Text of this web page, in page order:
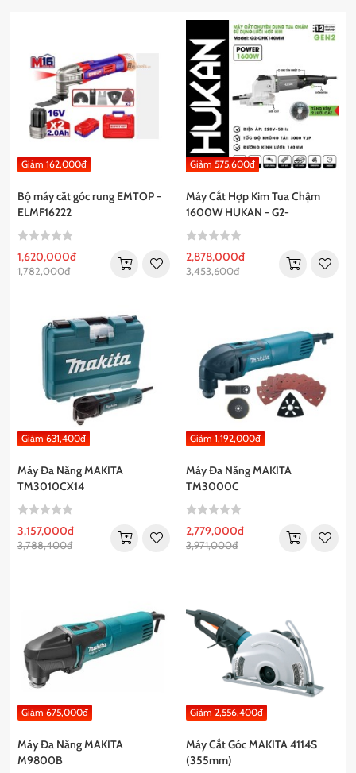
Giảm 162,000đ
Bộ máy căt góc rung EMTOP -
ELMF16222
1,620,000đ
1,782,000đ
Giảm 575,600đ
Máy Cắt Hợp Kim Tua Chậm
1600W HUKAN - G2-
CHK140MM
2,878,000đ
3,453,600đ
Giảm 631,400đ
Máy Đa Năng MAKITA
TM3010CX14
3,157,000đ
3,788,400đ
Giảm 1,192,000đ
Máy Đa Năng MAKITA
TM3000C
2,779,000đ
3,971,000đ
Giảm 675,000đ
Máy Đa Năng MAKITA
M9800B
Giảm 2,556,400đ
Máy Cắt Góc MAKITA 4114S
(355mm)